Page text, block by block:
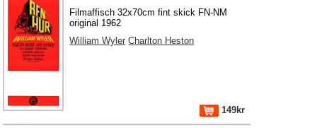
Filmaffisch 32x70cm fint skick FN-NM
original 1962
William Wyler Charlton Heston
149kr